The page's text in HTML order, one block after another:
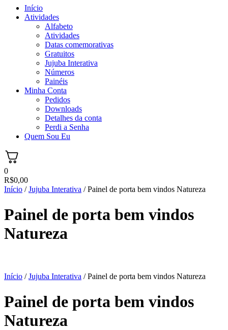
Início
Atividades
Alfabeto
Atividades
Datas comemorativas
Gratuitos
Jujuba Interativa
Números
Painéis
Minha Conta
Pedidos
Downloads
Detalhes da conta
Perdi a Senha
Quem Sou Eu
0
R$0,00
Início /Jujuba Interativa / Painel de porta bem vindos Natureza
Painel de porta bem vindos
Natureza
Início /Jujuba Interativa / Painel de porta bem vindos Natureza
Painel de porta bem vindos
Natureza